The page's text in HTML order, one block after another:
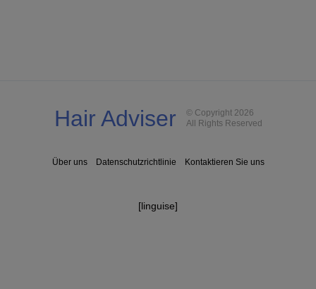
Hair Adviser
© Copyright 2026
All Rights Reserved
Über uns Datenschutzrichtlinie Kontaktieren Sie uns
[linguise]